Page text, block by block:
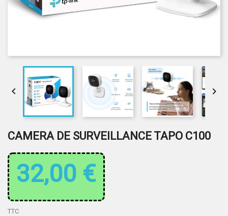
 
CAMERA DE SURVEILLANCE TAPO C100
32,00 €
TTC